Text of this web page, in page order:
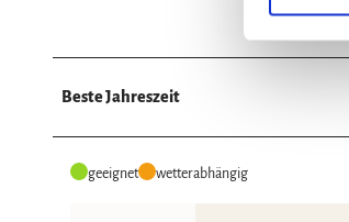
u
Beste Jahreszeit
geeignet wetterabhängig